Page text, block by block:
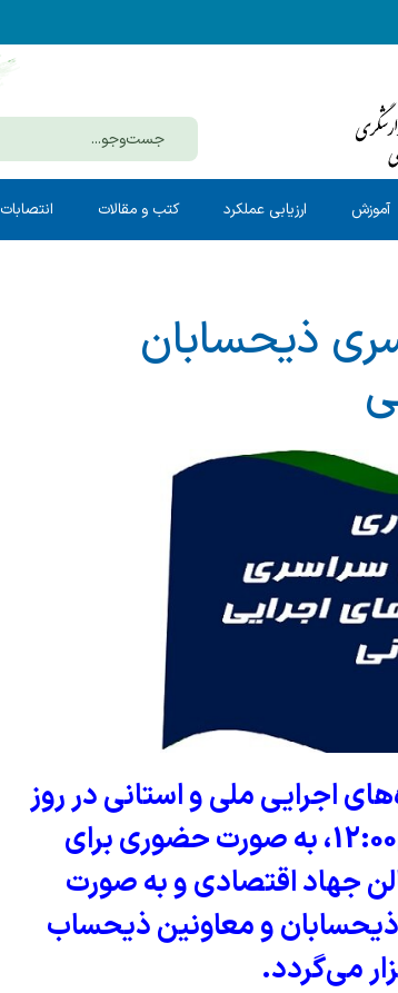
آموزش ارزیابی عملکرد کتب و مقالات انتصابات
ذیحسابان
اجرایی ملی و استانی در روز
سه‌شنبه مورخ 1404/12/05 ساعت 8:30 الی12:00، به صورت حضوری برای
جهاد اقتصادی و به صورت
و معاونین ذیحساب
می‌گردد.